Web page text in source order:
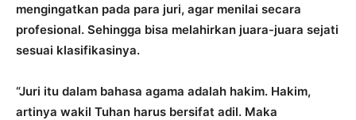
mengingatkan pada para juri, agar menilai secara
profesional. Sehingga bisa melahirkan juara-juara sejati
sesuai klasifikasinya.
“Juri itu dalam bahasa agama adalah hakim. Hakim,
artinya wakil Tuhan harus bersifat adil. Maka